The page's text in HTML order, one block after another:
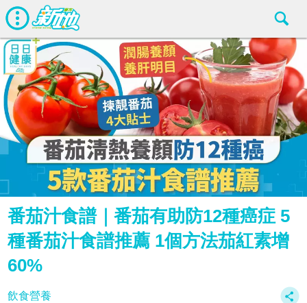
番茄汁食譜｜番茄有助防12種癌症 5
種番茄汁食譜推薦 1個方法茄紅素增
60%
飲食營養